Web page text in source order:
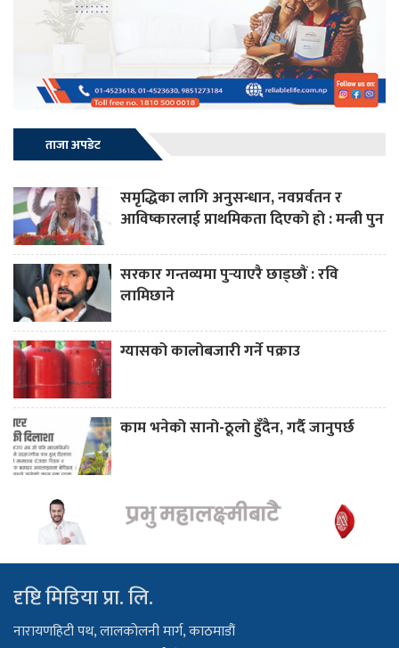
ताजा अपडेट
समृद्धिका लागि अनुसन्धान, नवप्रर्वतन र
आविष्कारलाई प्राथमिकता दिएको हो : मन्त्री पुन
सरकार गन्तव्यमा पुर्‍याएरै छाड्छौं : रवि
लामिछाने
ग्यासको कालोबजारी गर्ने पक्राउ
काम भनेको सानो-ठूलो हुँदैन, गर्दै जानुपर्छ
दृष्टि मिडिया प्रा. लि.
नारायणहिटी पथ, लालकोलनी मार्ग, काठमाडौं